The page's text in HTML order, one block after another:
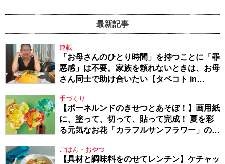
最新記事
連載
「お母さんのひとり時間」を持つことに「罪
悪感」は不要。家族を頼れないときは、お母
さん同士で助け合いたい【タベコト in
手づくり
【ボーネルンドのきせつとあそぼ！】画用紙
に、塗って、切って、貼って完成！ 夏を彩
る元気なお花「カラフルサンフラワー」の作
ごはん・おやつ
【具材と調味料をのせてレンチン】ケチャッ